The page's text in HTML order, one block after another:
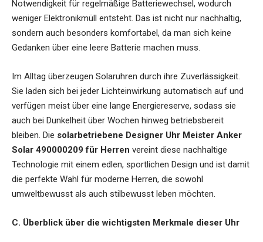
Notwendigkeit für regelmäßige Batteriewechsel, wodurch
weniger Elektronikmüll entsteht. Das ist nicht nur nachhaltig,
sondern auch besonders komfortabel, da man sich keine
Gedanken über eine leere Batterie machen muss.
Im Alltag überzeugen Solaruhren durch ihre Zuverlässigkeit.
Sie laden sich bei jeder Lichteinwirkung automatisch auf und
verfügen meist über eine lange Energiereserve, sodass sie
auch bei Dunkelheit über Wochen hinweg betriebsbereit
bleiben. Die solarbetriebene Designer Uhr Meister Anker
Solar 490000209 für Herren vereint diese nachhaltige
Technologie mit einem edlen, sportlichen Design und ist damit
die perfekte Wahl für moderne Herren, die sowohl
umweltbewusst als auch stilbewusst leben möchten.
C. Überblick über die wichtigsten Merkmale dieser Uhr